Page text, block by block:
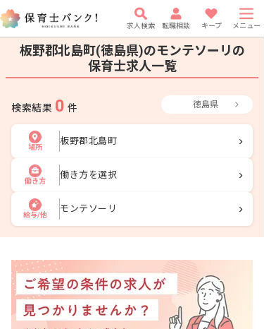
求人検索 転職相談 キープ メニュー
板野郡北島町(徳島県)のモンテソーリの
保育士求人一覧
検索結果 0 件 徳島県
場所
板野郡北島町
働き方
働き方を選択
給与/他
モンテソーリ